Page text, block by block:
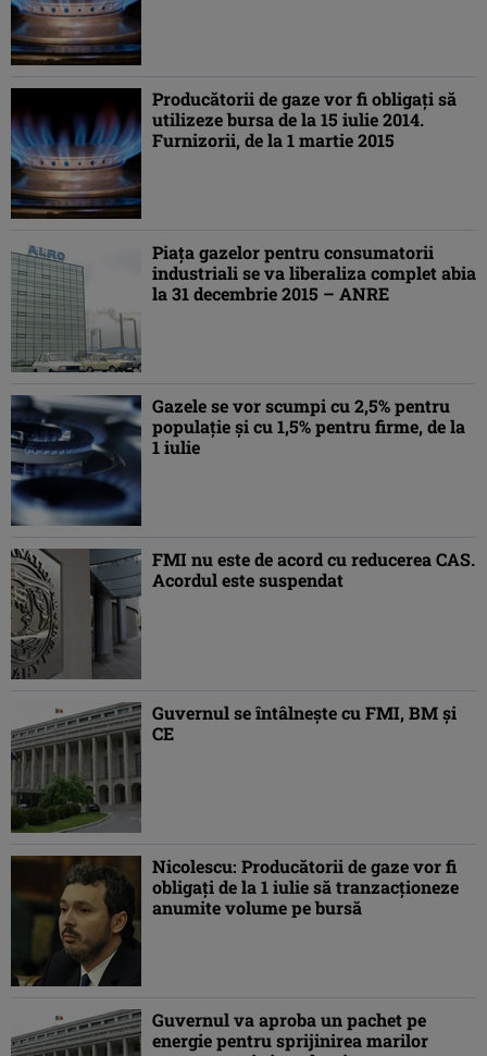
Producătorii de gaze vor fi obligaţi să
utilizeze bursa de la 15 iulie 2014.
Furnizorii, de la 1 martie 2015
Piaţa gazelor pentru consumatorii
industriali se va liberaliza complet abia
la 31 decembrie 2015 – ANRE
Gazele se vor scumpi cu 2,5% pentru
populaţie şi cu 1,5% pentru firme, de la
1 iulie
FMI nu este de acord cu reducerea CAS.
Acordul este suspendat
Guvernul se întâlneşte cu FMI, BM şi
CE
Nicolescu: Producătorii de gaze vor fi
obligaţi de la 1 iulie să tranzacţioneze
anumite volume pe bursă
Guvernul va aproba un pachet pe
energie pentru sprijinirea marilor